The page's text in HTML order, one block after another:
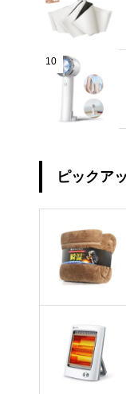
10
ピックア